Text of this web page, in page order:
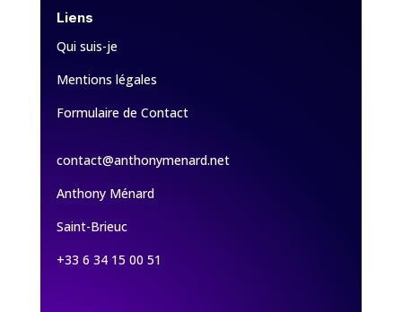
Liens
Qui suis-je
Mentions légales
Formulaire de Contact
contact@anthonymenard.net
Anthony Ménard
Saint-Brieuc
+33 6 34 15 00 51